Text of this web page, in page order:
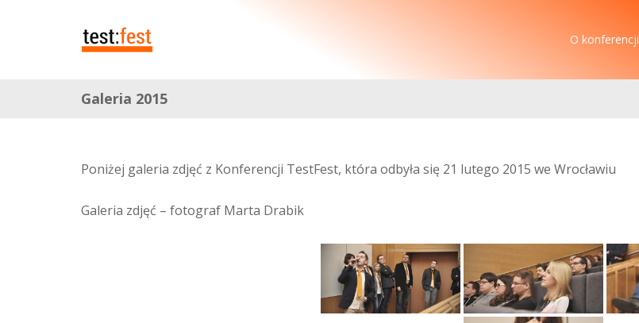
O konferencji
Galeria 2015
Poniżej galeria zdjęć z Konferencji TestFest, która odbyła się 21 lutego 2015 we Wrocławiu
Galeria zdjęć – fotograf Marta Drabik